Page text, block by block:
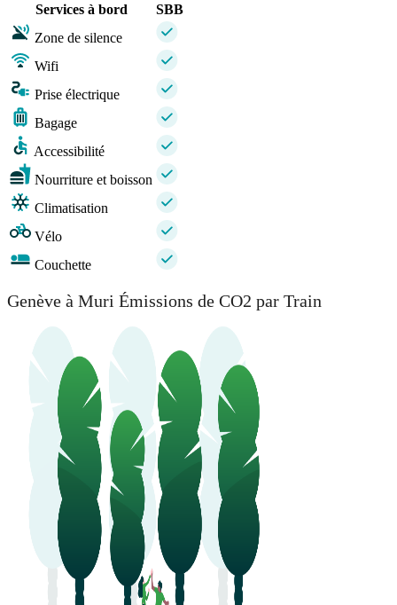
Services à bord
SBB
Zone de silence
Wifi
Prise électrique
Bagage
Accessibilité
Nourriture et boisson
Climatisation
Vélo
Couchette
Genève à Muri Émissions de CO2 par Train